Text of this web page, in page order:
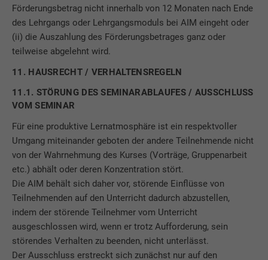
Förderungsbetrag nicht innerhalb von 12 Monaten nach Ende
des Lehrgangs oder Lehrgangsmoduls bei AIM eingeht oder
(ii) die Auszahlung des Förderungsbetrages ganz oder
teilweise abgelehnt wird.
11. HAUSRECHT / VERHALTENSREGELN
11.1. STÖRUNG DES SEMINARABLAUFES / AUSSCHLUSS
VOM SEMINAR
Für eine produktive Lernatmosphäre ist ein respektvoller
Umgang miteinander geboten der andere Teilnehmende nicht
von der Wahrnehmung des Kurses (Vorträge, Gruppenarbeit
etc.) abhält oder deren Konzentration stört.
Die AIM behält sich daher vor, störende Einflüsse von
Teilnehmenden auf den Unterricht dadurch abzustellen,
indem der störende Teilnehmer vom Unterricht
ausgeschlossen wird, wenn er trotz Aufforderung, sein
störendes Verhalten zu beenden, nicht unterlässt.
Der Ausschluss erstreckt sich zunächst nur auf den